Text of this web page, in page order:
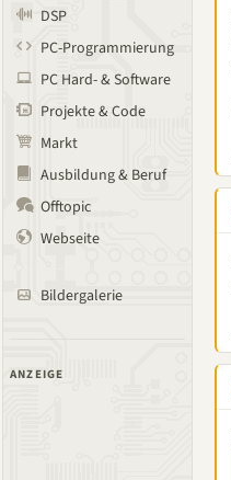
DSP
PC-Programmierung
PC Hard- & Software
Projekte & Code
Markt
Ausbildung & Beruf
Offtopic
Webseite
Bildergalerie
ANZEIGE